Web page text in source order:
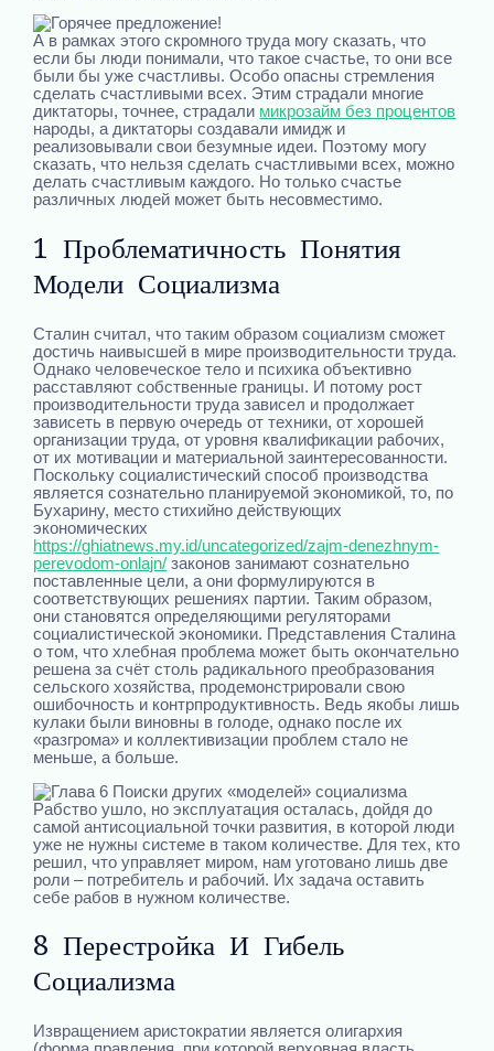
А в рамках этого скромного труда могу сказать, что
если бы люди понимали, что такое счастье, то они все
были бы уже счастливы. Особо опасны стремления
сделать счастливыми всех. Этим страдали многие
диктаторы, точнее, страдали микрозайм без процентов
народы, а диктаторы создавали имидж и
реализовывали свои безумные идеи. Поэтому могу
сказать, что нельзя сделать счастливыми всех, можно
делать счастливым каждого. Но только счастье
различных людей может быть несовместимо.
1 Проблематичность Понятия
Модели Социализма
Сталин считал, что таким образом социализм сможет
достичь наивысшей в мире производительности труда.
Однако человеческое тело и психика объективно
расставляют собственные границы. И потому рост
производительности труда зависел и продолжает
зависеть в первую очередь от техники, от хорошей
организации труда, от уровня квалификации рабочих,
от их мотивации и материальной заинтересованности.
Поскольку социалистический способ производства
является сознательно планируемой экономикой, то, по
Бухарину, место стихийно действующих
экономических
https://ghiatnews.my.id/uncategorized/zajm-denezhnym-
perevodom-onlajn/ законов занимают сознательно
поставленные цели, а они формулируются в
соответствующих решениях партии. Таким образом,
они становятся определяющими регуляторами
социалистической экономики. Представления Сталина
о том, что хлебная проблема может быть окончательно
решена за счёт столь радикального преобразования
сельского хозяйства, продемонстрировали свою
ошибочность и контрпродуктивность. Ведь якобы лишь
кулаки были виновны в голоде, однако после их
«разгрома» и коллективизации проблем стало не
меньше, а больше.
Рабство ушло, но эксплуатация осталась, дойдя до
самой антисоциальной точки развития, в которой люди
уже не нужны системе в таком количестве. Для тех, кто
решил, что управляет миром, нам уготовано лишь две
роли – потребитель и рабочий. Их задача оставить
себе рабов в нужном количестве.
8 Перестройка И Гибель
Социализма
Извращением аристократии является олигархия